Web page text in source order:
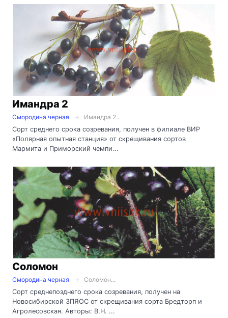
Имандра 2
Смородина черная
Имандра 2...
Сорт среднего срока созревания, получен в филиале ВИР
«Полярная опытная станция» от скрещивания сортов
Мармита и Приморский чемпи...
Соломон
Смородина черная
Соломон...
Сорт среднепозднего срока созревания, получен на
Новосибирской ЗПЯОС от скрещивания сорта Бредторп и
Агролесовская. Авторы: В.Н. ...